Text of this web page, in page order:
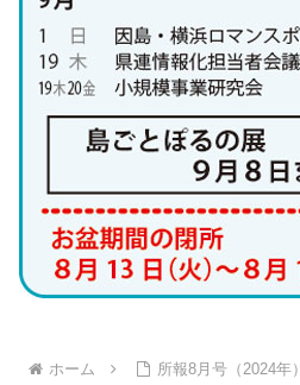
ホーム 所報8月号（2024年）